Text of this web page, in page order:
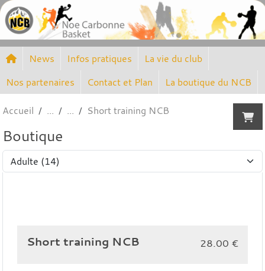
News Infos pratiques
La vie du club
Nos partenaires
Contact et Plan La boutique du NCB
Accueil Short training NCB
Boutique
Short training NCB 28.00 €
Panneau de gestion des cookies